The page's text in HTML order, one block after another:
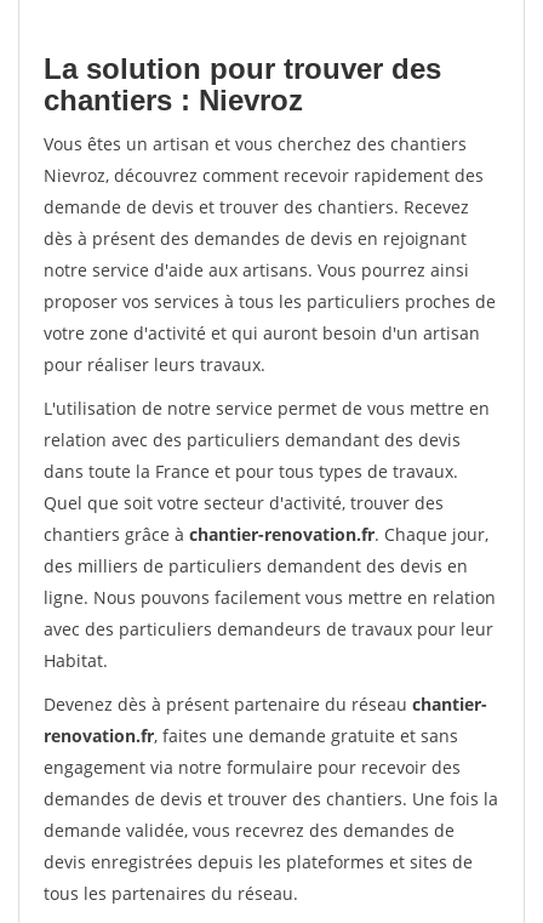
La solution pour trouver des
chantiers : Nievroz
Vous êtes un artisan et vous cherchez des chantiers
Nievroz, découvrez comment recevoir rapidement des
demande de devis et trouver des chantiers. Recevez
dès à présent des demandes de devis en rejoignant
notre service d'aide aux artisans. Vous pourrez ainsi
proposer vos services à tous les particuliers proches de
votre zone d'activité et qui auront besoin d'un artisan
pour réaliser leurs travaux.
L'utilisation de notre service permet de vous mettre en
relation avec des particuliers demandant des devis
dans toute la France et pour tous types de travaux.
Quel que soit votre secteur d'activité, trouver des
chantiers grâce à chantier-renovation.fr. Chaque jour,
des milliers de particuliers demandent des devis en
ligne. Nous pouvons facilement vous mettre en relation
avec des particuliers demandeurs de travaux pour leur
Habitat.
Devenez dès à présent partenaire du réseau chantier-
renovation.fr, faites une demande gratuite et sans
engagement via notre formulaire pour recevoir des
demandes de devis et trouver des chantiers. Une fois la
demande validée, vous recevrez des demandes de
devis enregistrées depuis les plateformes et sites de
tous les partenaires du réseau.